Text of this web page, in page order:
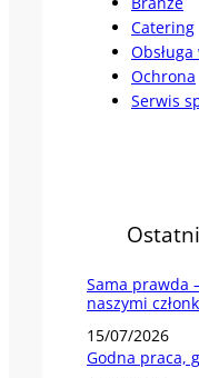
Catering
Ochrona
Serwis
Sama prawda
naszymi
15/07/2026
Godna praca,